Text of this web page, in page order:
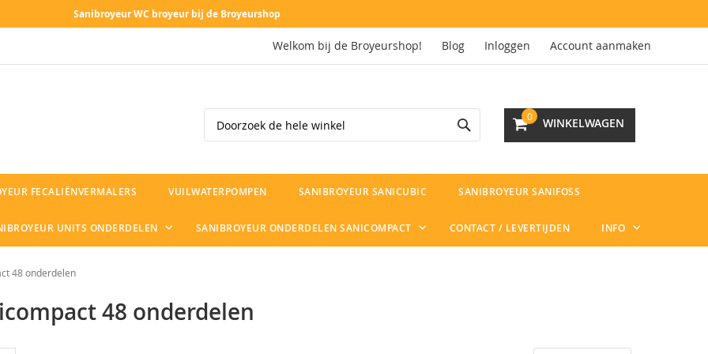
Sanibroyeur WC broyeur bij de Broyeurshop
Welkom bij de Broyeurshop! Blog Inloggen Account aanmaken
WINKELWAGEN
0
Search
FECALIËNVERMALERS VUILWATERPOMPEN SANIBROYEUR SANICUBIC SANIBROYEUR SANIFOSS
UNITS ONDERDELEN SANIBROYEUR ONDERDELEN SANICOMPACT CONTACT / LEVERTIJDEN INFO
48 onderdelen
48 onderdelen